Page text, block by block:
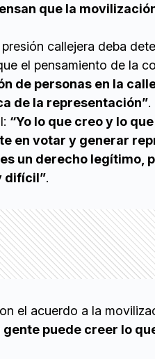
que la
callejera deba
el pensamiento de la
de personas en la
de la representación”.
“Yo lo que creo y lo
en votar y generar
un derecho legítimo,
difícil”.
el acuerdo a la
gente puede creer lo